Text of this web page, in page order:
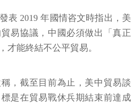
表 2019 年國情咨文時指出，美
易協議，中國必須做出「真正
才能終結不公平貿易。
，截至目前為止，美中貿易談
是在貿易戰休兵期結束前達成